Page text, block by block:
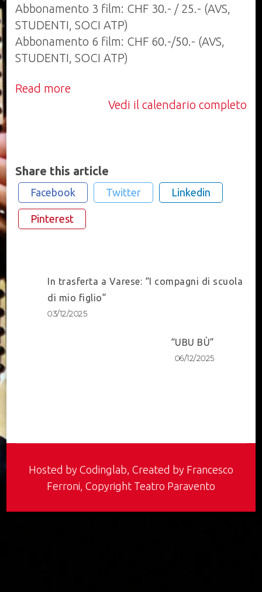
Abbonamento 3 film: CHF 30.- / 25.- (AVS,
STUDENTI, SOCI ATP)
Abbonamento 6 film: CHF 60.-/50.- (AVS,
STUDENTI, SOCI ATP)
Read more
Vedi il calendario completo
Share this article
Facebook Twitter Linkedin
Pinterest
Post
Navigation
In trasferta a Varese: “I compagni di scuola
di mio figlio”
03/12/2025
“UBU BÙ”
06/12/2025
Hosted by Codinglab, Created by Francesco
Ferroni, Copyright Teatro Paravento